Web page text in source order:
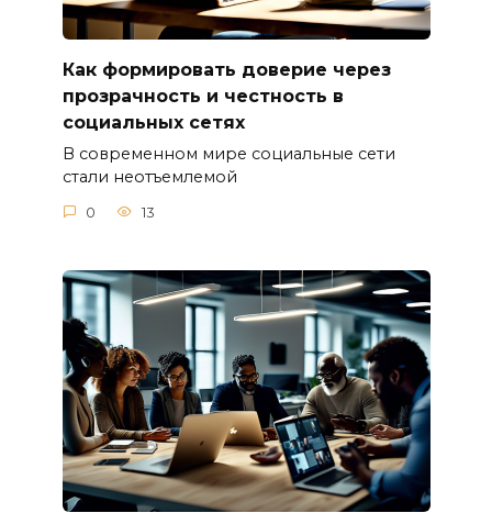
Как формировать доверие через
прозрачность и честность в
социальных сетях
В современном мире социальные сети
стали неотъемлемой
0 13